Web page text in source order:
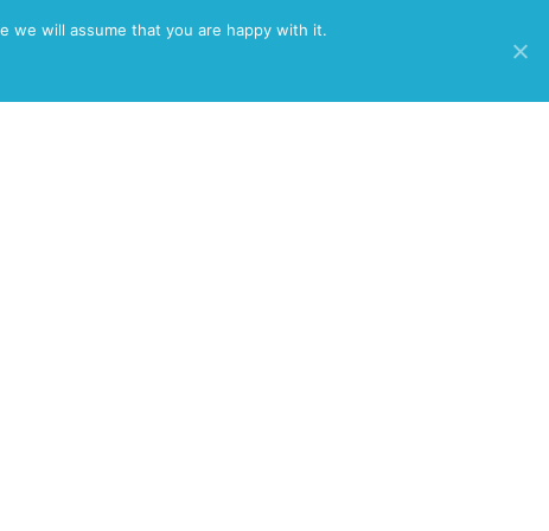
/
we will assume that you are happy with it.